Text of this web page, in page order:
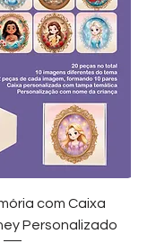
com Caixa
Personalizado